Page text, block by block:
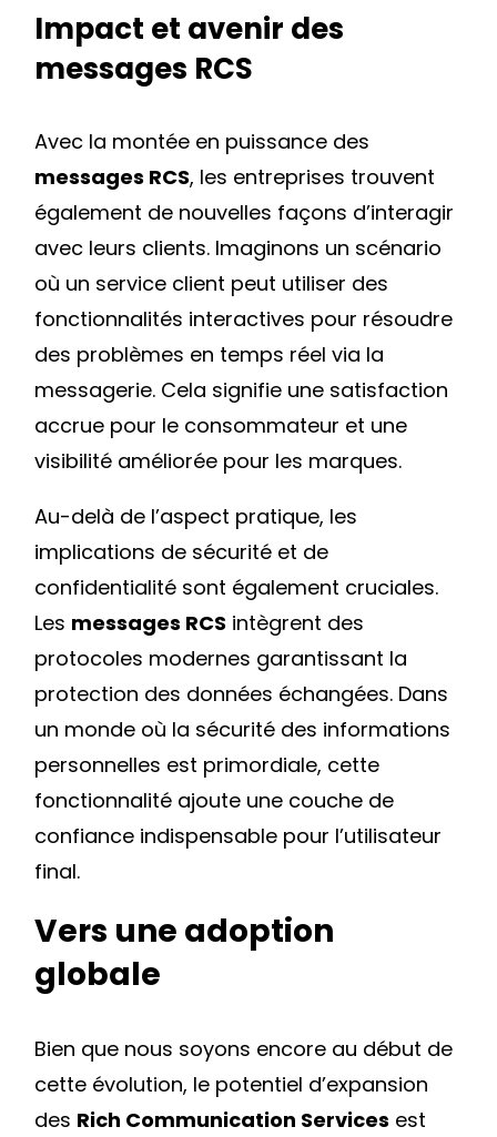
Impact et avenir des
messages RCS
Avec la montée en puissance des
messages RCS, les entreprises trouvent
également de nouvelles façons d’interagir
avec leurs clients. Imaginons un scénario
où un service client peut utiliser des
fonctionnalités interactives pour résoudre
des problèmes en temps réel via la
messagerie. Cela signifie une satisfaction
accrue pour le consommateur et une
visibilité améliorée pour les marques.
Au-delà de l’aspect pratique, les
implications de sécurité et de
confidentialité sont également cruciales.
Les messages RCS intègrent des
protocoles modernes garantissant la
protection des données échangées. Dans
un monde où la sécurité des informations
personnelles est primordiale, cette
fonctionnalité ajoute une couche de
confiance indispensable pour l’utilisateur
final.
Vers une adoption
globale
Bien que nous soyons encore au début de
cette évolution, le potentiel d’expansion
des Rich Communication Services est